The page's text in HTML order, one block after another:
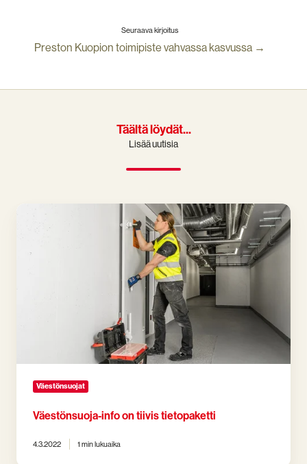
Seuraava kirjoitus
Preston Kuopion toimipiste vahvassa kasvussa →
Täältä löydät...
Lisää uutisia
tiivis
Väestönsuojat
Väestönsuoja-info on tiivis tietopaketti
4.3.2022 1 min lukuaika